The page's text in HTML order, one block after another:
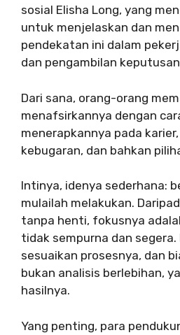
sosial Elisha Long, yang
untuk menjelaskan dan
pendekatan ini dalam
dan pengambilan
Dari sana, orang-orang
menafsirkannya dengan
menerapkannya pada
kebugaran, dan bahkan
Intinya, idenya sederhana:
mulailah melakukan.
tanpa henti, fokusnya
tidak sempurna dan
sesuaikan prosesnya, dan
bukan analisis berlebihan,
hasilnya.
Yang penting, para